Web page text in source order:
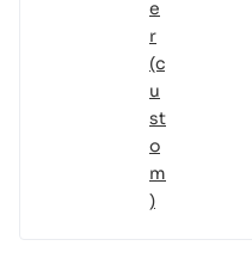
e
r
(c
u
st
o
m
)